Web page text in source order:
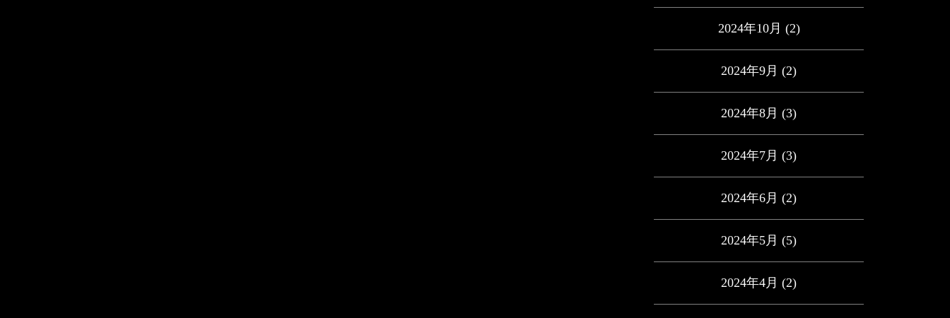
2024年10月 (2)
2024年9月 (2)
2024年8月 (3)
2024年7月 (3)
2024年6月 (2)
2024年5月 (5)
2024年4月 (2)